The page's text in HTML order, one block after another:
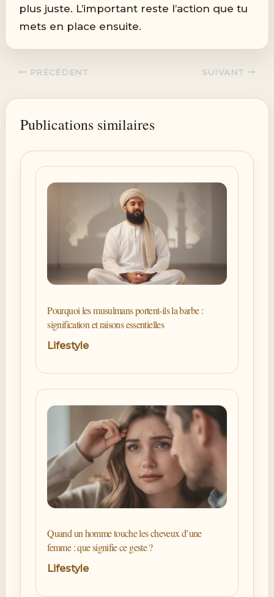
plus juste. L’important reste l’action que tu
mets en place ensuite.
PRÉCÉDENT SUIVANT
Publications similaires
Pourquoi les musulmans portent-ils la barbe :
signification et raisons essentielles
Lifestyle
Quand un homme touche les cheveux d’une
femme : que signifie ce geste ?
Lifestyle